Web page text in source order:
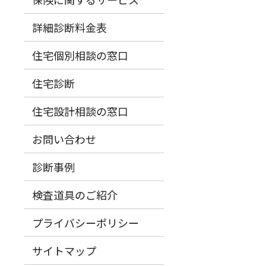
詳細診断料金表
住宅個別相談の窓口
住宅診断
住宅設計相談の窓口
お問い合わせ
診断事例
検査道具のご紹介
プライバシーポリシー
サイトマップ